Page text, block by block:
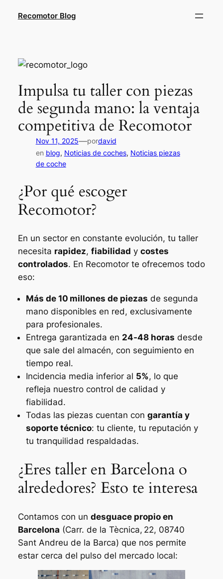
Recomotor Blog
Impulsa tu taller con piezas
de segunda mano: la ventaja
competitiva de Recomotor
Nov 11, 2025—pordavid
en blog, Noticias de coches, Noticias piezas
de coche
¿Por qué escoger
Recomotor?
En un sector en constante evolución, tu taller
necesita rapidez, fiabilidad y costes
controlados. En Recomotor te ofrecemos todo
eso:
Más de 10 millones de piezas de segunda
mano disponibles en red, exclusivamente
para profesionales.
Entrega garantizada en 24‑48 horas desde
que sale del almacén, con seguimiento en
tiempo real.
Incidencia media inferior al 5%, lo que
refleja nuestro control de calidad y
fiabilidad.
Todas las piezas cuentan con garantía y
soporte técnico: tu cliente, tu reputación y
tu tranquilidad respaldadas.
¿Eres taller en Barcelona o
alrededores? Esto te interesa
Contamos con un desguace propio en
Barcelona (Carr. de la Tècnica, 22, 08740
Sant Andreu de la Barca) que nos permite
estar cerca del pulso del mercado local: